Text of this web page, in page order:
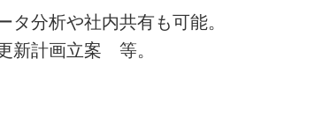
タ分析や社内共有も可能。
新計画立案 等。